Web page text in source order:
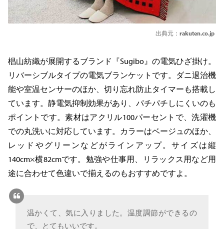
出典元： rakuten.co.jp
椙山紡織が展開するブランド『Sugibo』の電気ひざ掛け。
リバーシブルタイプの電気ブランケットです。ダニ退治機
能や室温センサーのほか、切り忘れ防止タイマーも搭載し
ています。静電気抑制効果があり、パチパチしにくいのも
ポイントです。素材はアクリル100パーセントで、洗濯機
での丸洗いに対応しています。カラーはベージュのほか、
レッドやグリーンなどがラインアップ。サイズは縦
140cm×横82cmです。勉強や仕事用、リラックス用など用
途に合わせて色違いで揃えるのもおすすめですよ。
温かくて、気に入りました。温度調節ができるの
で、とてもいいです。